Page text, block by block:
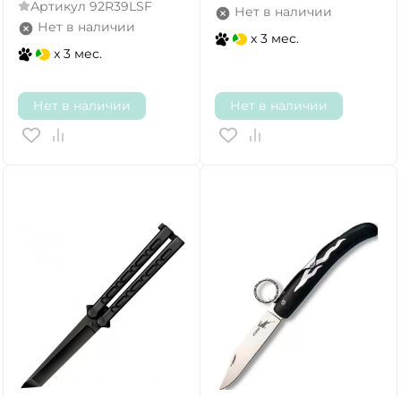
Артикул 92R39LSF
Нет в наличии
x 3 мес.
Нет в наличии
Нет в наличии
x 3 мес.
Нет в наличии